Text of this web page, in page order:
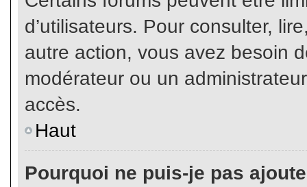
d’utilisateurs. Pour consulter,
autre action, vous avez besoin
modérateur ou un
accès.
Haut
Pourquoi ne puis-je pas